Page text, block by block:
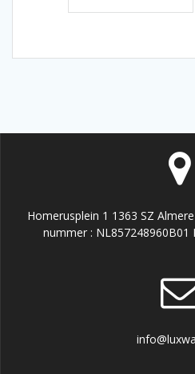
Homerusplein 1 1363 SZ
nummer : NL857248960B01